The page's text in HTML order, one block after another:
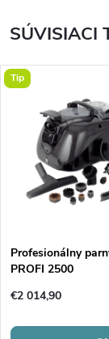
SÚVISIACI
Tip
Profesionálny
PROFI 2500
€2 014,90